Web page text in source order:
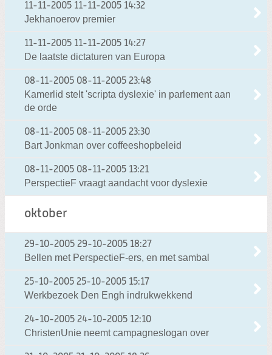
11-11-2005 11-11-2005 14:32
Jekhanoerov premier
11-11-2005 11-11-2005 14:27
De laatste dictaturen van Europa
08-11-2005 08-11-2005 23:48
Kamerlid stelt 'scripta dyslexie' in parlement aan
de orde
08-11-2005 08-11-2005 23:30
Bart Jonkman over coffeeshopbeleid
08-11-2005 08-11-2005 13:21
PerspectieF vraagt aandacht voor dyslexie
oktober
29-10-2005 29-10-2005 18:27
Bellen met PerspectieF-ers, en met sambal
25-10-2005 25-10-2005 15:17
Werkbezoek Den Engh indrukwekkend
24-10-2005 24-10-2005 12:10
ChristenUnie neemt campagneslogan over